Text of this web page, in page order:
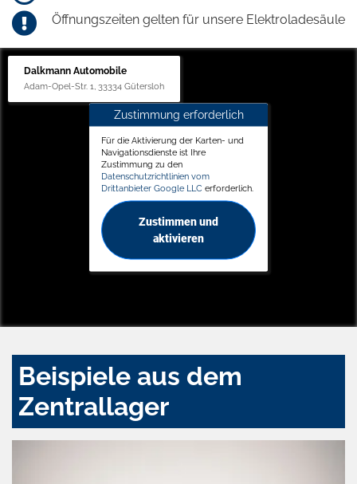
Öffnungszeiten gelten für unsere Elektroladesäule
Dalkmann Automobile
Adam-Opel-Str. 1, 33334 Gütersloh
Zustimmung erforderlich
Für die Aktivierung der Karten- und
Navigationsdienste ist Ihre
Zustimmung zu den
Datenschutzrichtlinien vom
Drittanbieter Google LLC erforderlich.
Zustimmen und
aktivieren
Beispiele aus dem
Zentrallager